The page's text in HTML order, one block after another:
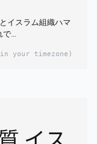
イスラム組織ハマ
…
your timezone)